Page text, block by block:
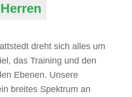
dreht sich alles um
das Training und den
Ebenen. Unsere
breites Spektrum an